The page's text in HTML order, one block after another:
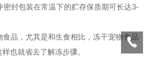
密封包装在常温下的贮存保质期可长达3-
品，尤其是和生食相比，冻干宠物食品
也就省去了解冻步骤。